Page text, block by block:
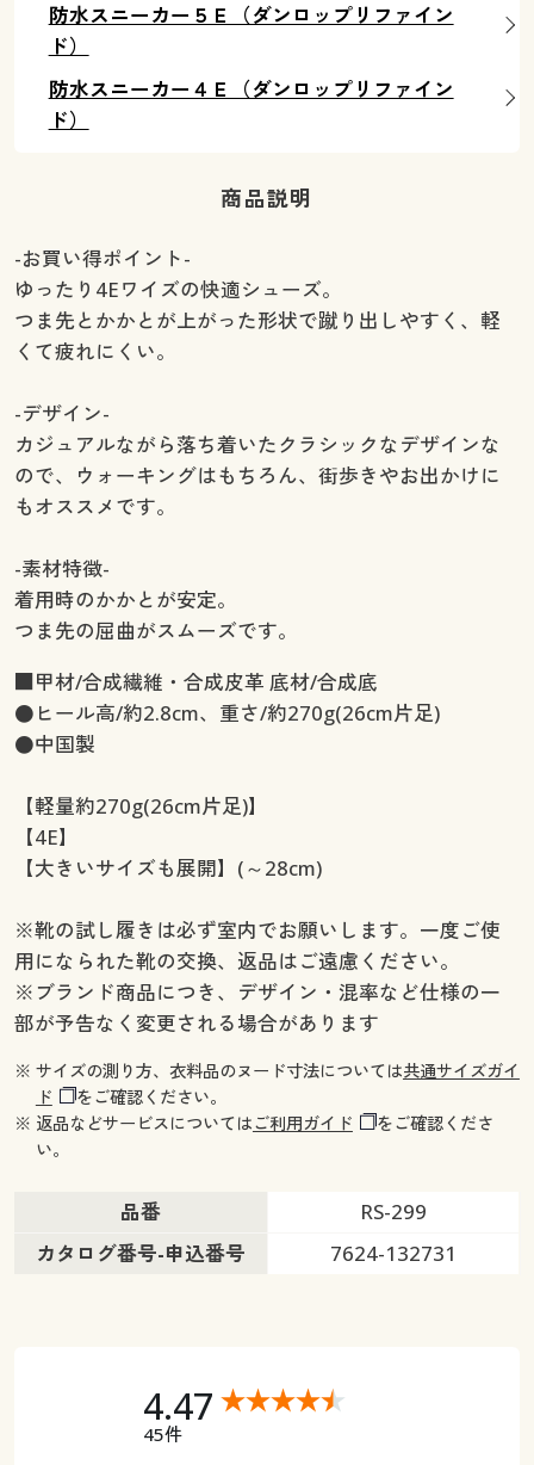
防水スニーカー５Ｅ（ダンロップリファイン
ド）
防水スニーカー４Ｅ（ダンロップリファイン
ド）
商品説明
-お買い得ポイント-
ゆったり4Eワイズの快適シューズ。
つま先とかかとが上がった形状で蹴り出しやすく、軽
くて疲れにくい。
-デザイン-
カジュアルながら落ち着いたクラシックなデザインな
ので、ウォーキングはもちろん、街歩きやお出かけに
もオススメです。
-素材特徴-
着用時のかかとが安定。
つま先の屈曲がスムーズです。
■甲材/合成繊維・合成皮革 底材/合成底
●ヒール高/約2.8cm、重さ/約270g(26cm片足)
●中国製
【軽量約270g(26cm片足)】
【4E】
【大きいサイズも展開】(～28cm)
※靴の試し履きは必ず室内でお願いします。一度ご使
用になられた靴の交換、返品はご遠慮ください。
※ブランド商品につき、デザイン・混率など仕様の一
部が予告なく変更される場合があります
※ サイズの測り方、衣料品のヌード寸法については共通サイズガイ
ド
をご確認ください。
※ 返品などサービスについてはご利用ガイド
をご確認くださ
い。
品番
RS-299
カタログ番号-申込番号
7624-132731
4.47
45件